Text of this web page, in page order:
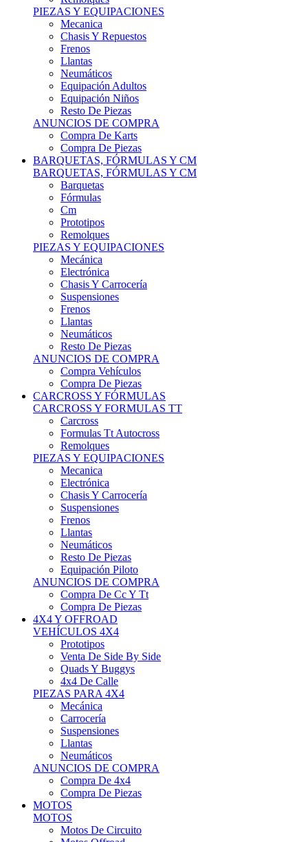
PIEZAS Y EQUIPACIONES
Mecanica
Chasis Y Repuestos
Frenos
Llantas
Neumáticos
Equipación Adultos
Equipación Niños
Resto De Piezas
ANUNCIOS DE COMPRA
Compra De Karts
Compra De Piezas
BARQUETAS, FÓRMULAS Y CM
BARQUETAS, FÓRMULAS Y CM
Barquetas
Fórmulas
Cm
Prototipos
Remolques
PIEZAS Y EQUIPACIONES
Mecánica
Electrónica
Chasis Y Carrocería
Suspensiones
Frenos
Llantas
Neumáticos
Resto De Piezas
ANUNCIOS DE COMPRA
Compra Vehículos
Compra De Piezas
CARCROSS Y FÓRMULAS
CARCROSS Y FORMULAS TT
Carcross
Formulas Tt Autocross
Remolques
PIEZAS Y EQUIPACIONES
Mecanica
Electrónica
Chasis Y Carrocería
Suspensiones
Frenos
Llantas
Neumáticos
Resto De Piezas
Equipación Piloto
ANUNCIOS DE COMPRA
Compra De Cc Y Tt
Compra De Piezas
4X4 Y OFFROAD
VEHÍCULOS 4X4
Prototipos
Venta De Side By Side
Quads Y Buggys
4x4 De Calle
PIEZAS PARA 4X4
Mecánica
Carrocería
Suspensiones
Llantas
Neumáticos
ANUNCIOS DE COMPRA
Compra De 4x4
Compra De Piezas
MOTOS
MOTOS
Motos De Circuito